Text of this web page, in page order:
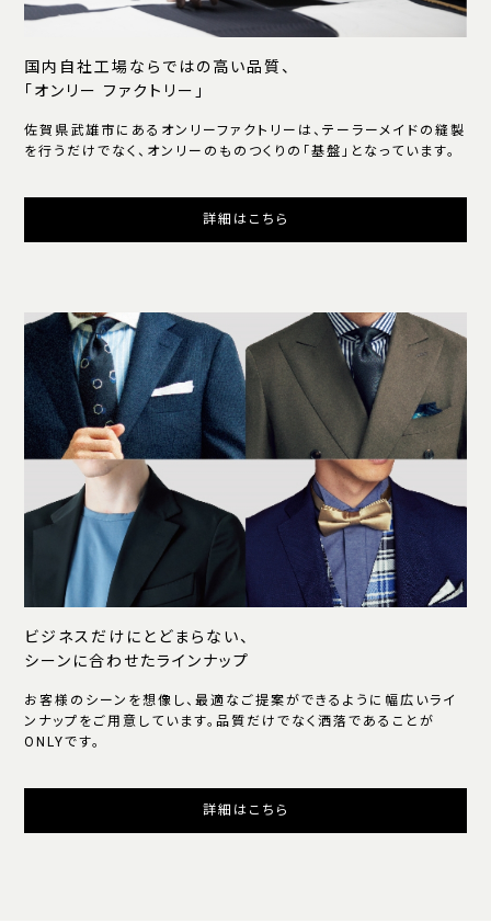
国内自社工場ならではの高い品質、
「オンリー ファクトリー」
佐賀県武雄市にあるオンリーファクトリーは、テーラーメイドの縫製
を行うだけでなく、オンリーのものつくりの「基盤」となっています。
詳細はこちら
ビジネスだけにとどまらない、
シーンに合わせたラインナップ
お客様のシーンを想像し、最適なご提案ができるように幅広いライ
ンナップをご用意しています。品質だけでなく洒落であることが
ONLYです。
詳細はこちら